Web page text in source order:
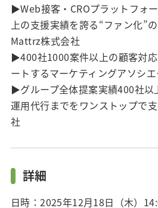
▶Web接客・CROプラットフォ
上の支援実績を誇る“ファン化”
Mattrz株式会社
▶400社1000案件以上の顧客対
ートするマーケティングアソシ
▶グループ全体提案実績400社以
運用代行までをワンストップで
社
詳細
日時：2025年12月18日（木）